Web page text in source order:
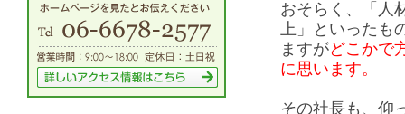
おそらく、「人
上」といったも
ますがどこかで
に思います。
その社長も、仰